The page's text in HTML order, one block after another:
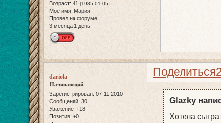
Возраст: 41[1985-01-05]
Мое имя: Мария
Провел на форуме:
3 месяца 1 день
Поделиться
dariola
Начинающий
Зарегистрирован: 07-11-2010
Сообщений: 30
Уважение: +18
Позитив: +0
Glazky
Хотела